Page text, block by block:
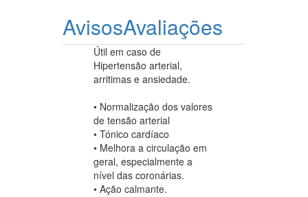
AvisosAvaliações
Útil em caso de
Hipertensão arterial,
arritimas e ansiedade.
• Normalização dos valores
de tensão arterial
• Tónico cardíaco
• Melhora a circulação em
geral, especialmente a
nível das coronárias.
• Ação calmante.